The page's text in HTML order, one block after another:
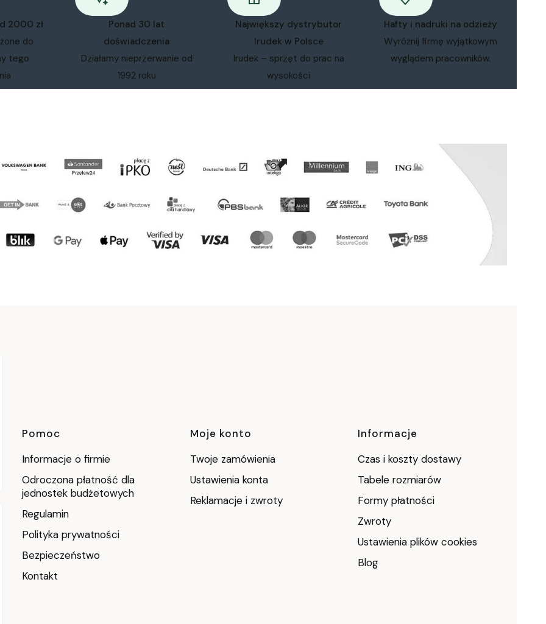
2000 zł
do
tego
Ponad 30 lat
doświadczenia
Działamy nieprzerwanie od
1992 roku
Największy dystrybutor
Irudek w Polsce
Irudek – sprzęt do prac na
wysokości
Hafty i nadruki na odzieży
Wyróżnij firmę wyjątkowym
wyglądem pracowników.
Linki w stopce
Pomoc
Informacje o firmie
Odroczona płatność dla
jednostek budżetowych
Regulamin
Polityka prywatności
Bezpieczeństwo
Kontakt
Moje konto
Twoje zamówienia
Ustawienia konta
Reklamacje i zwroty
Informacje
Czas i koszty dostawy
Tabele rozmiarów
Formy płatności
Zwroty
Ustawienia plików cookies
Blog